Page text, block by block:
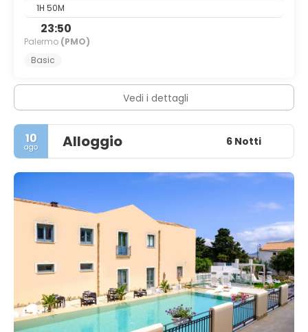
1H 50M
23:50
Palermo (PMO)
Basic
Vedi i dettagli
10
ago Alloggio 6 Notti